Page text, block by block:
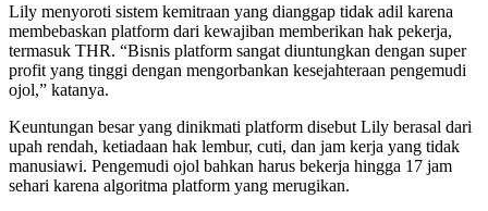
Lily menyoroti sistem kemitraan yang dianggap tidak adil karena
membebaskan platform dari kewajiban memberikan hak pekerja,
termasuk THR. “Bisnis platform sangat diuntungkan dengan super
profit yang tinggi dengan mengorbankan kesejahteraan pengemudi
ojol,” katanya.
Keuntungan besar yang dinikmati platform disebut Lily berasal dari
upah rendah, ketiadaan hak lembur, cuti, dan jam kerja yang tidak
manusiawi. Pengemudi ojol bahkan harus bekerja hingga 17 jam
sehari karena algoritma platform yang merugikan.